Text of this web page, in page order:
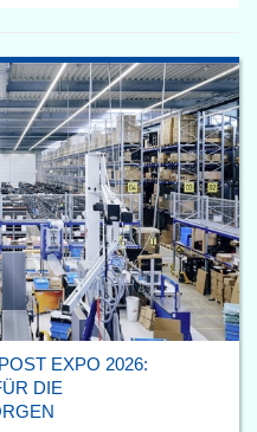
EXPO 2026:
DIE